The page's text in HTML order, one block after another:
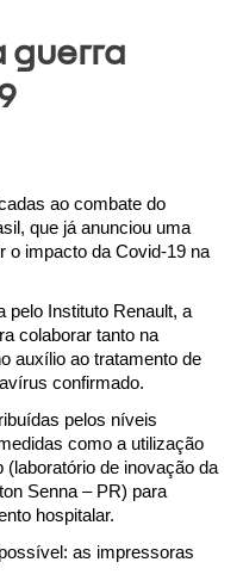
guerra
ao combate do
que já anunciou uma
o impacto da Covid-19 na
pelo Instituto Renault, a
colaborar tanto na
auxílio ao tratamento de
confirmado.
pelos níveis
como a utilização
de inovação da
Senna – PR) para
hospitalar.
as impressoras